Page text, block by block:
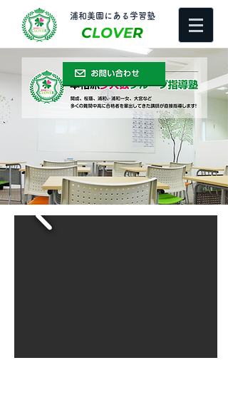
​浦和美園にある学習塾
CLOVER